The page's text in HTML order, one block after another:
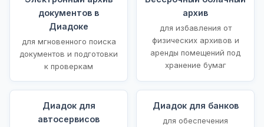
документов в
Диадоке
для мгновенного поиска
документов и подготовки
к проверкам
архив
для избавления от
физических архивов и
аренды помещений под
хранение бумаг
Диадок для
автосервисов
Диадок для банков
для обеспечения